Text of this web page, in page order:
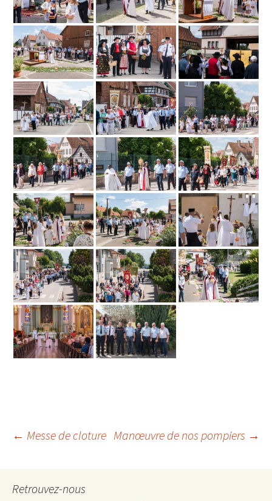
Navigation
des
← Messe de cloture Manœuvre de nos pompiers →
Retrouvez-nous